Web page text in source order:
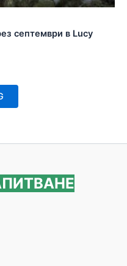
септември в Lucy